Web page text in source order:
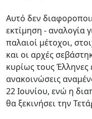
Αυτό δεν
εκτίμηση - αναλογία
παλαιοί μέτοχοι,
και οι αρχές
κυρίως τους Έλληνες
ανακοινώσεις
22 Ιουνίου, ενώ η
θα ξεκινήσει την